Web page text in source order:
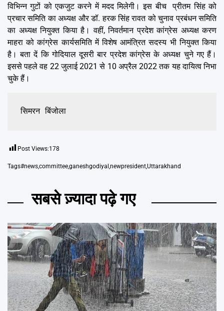
विभिन्न गुटों को एकजुट करने में मदद मिलेगी। इस बीच प्रीतम सिंह को
प्रचार समिति का अध्यक्ष और डॉ. हरक सिंह रावत को चुनाव प्रबंधन समिति
का अध्यक्ष नियुक्त किया है। वहीं, निवर्तमान प्रदेश कांग्रेस अध्यक्ष करण
माहरा को कांग्रेस कार्यसमिति में विशेष आमंत्रित सदस्य भी नियुक्त किया
है। बता दें कि गोदियाल दूसरी बार प्रदेश कांग्रेस के अध्यक्ष चुने गए हैं।
इससे पहले वह 22 जुलाई 2021 से 10 अप्रैल 2022 तक यह दायित्व निभा
चुके हैं।
सिमरन बिंजोला
Post Views:178
Tags#news,committee,ganeshgodiyal,newpresident,Uttarakhand
सबसे ज़्यादा पढ़े गए